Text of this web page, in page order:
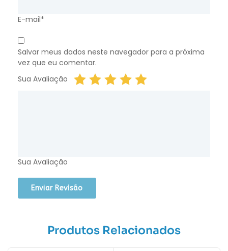
E-mail*
Salvar meus dados neste navegador para a próxima
vez que eu comentar.
Sua Avaliação
Sua Avaliação
Produtos Relacionados